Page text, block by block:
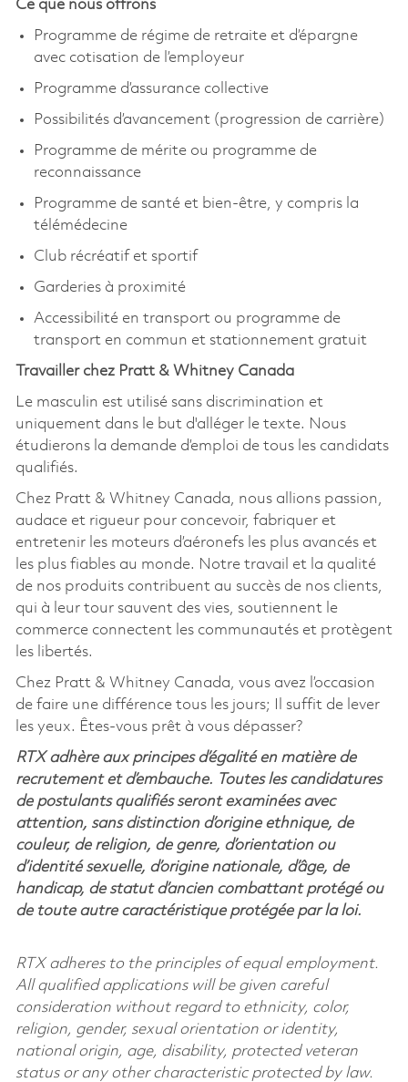
Ce que nous offrons
Programme de régime de retraite et d’épargne
avec cotisation de l’employeur
Programme d’assurance collective
Possibilités d’avancement (progression de carrière)
Programme de mérite ou programme de
reconnaissance
Programme de santé et bien-être, y compris la
télémédecine
Club récréatif et sportif
Garderies à proximité
Accessibilité en transport ou programme de
transport en commun et stationnement gratuit
Travailler chez Pratt & Whitney Canada
Le masculin est utilisé sans discrimination et
uniquement dans le but d'alléger le texte. Nous
étudierons la demande d’emploi de tous les candidats
qualifiés.
Chez Pratt & Whitney Canada, nous allions passion,
audace et rigueur pour concevoir, fabriquer et
entretenir les moteurs d’aéronefs les plus avancés et
les plus fiables au monde. Notre travail et la qualité
de nos produits contribuent au succès de nos clients,
qui à leur tour sauvent des vies, soutiennent le
commerce connectent les communautés et protègent
les libertés.
Chez Pratt & Whitney Canada, vous avez l’occasion
de faire une différence tous les jours; Il suffit de lever
les yeux. Êtes-vous prêt à vous dépasser?
RTX adhère aux principes d’égalité en matière de
recrutement et d’embauche. Toutes les candidatures
de postulants qualifiés seront examinées avec
attention, sans distinction d’origine ethnique, de
couleur, de religion, de genre, d’orientation ou
d’identité sexuelle, d’origine nationale, d’âge, de
handicap, de statut d’ancien combattant protégé ou
de toute autre caractéristique protégée par la loi.
RTX adheres to the principles of equal employment.
All qualified applications will be given careful
consideration without regard to ethnicity, color,
religion, gender, sexual orientation or identity,
national origin, age, disability, protected veteran
status or any other characteristic protected by law.